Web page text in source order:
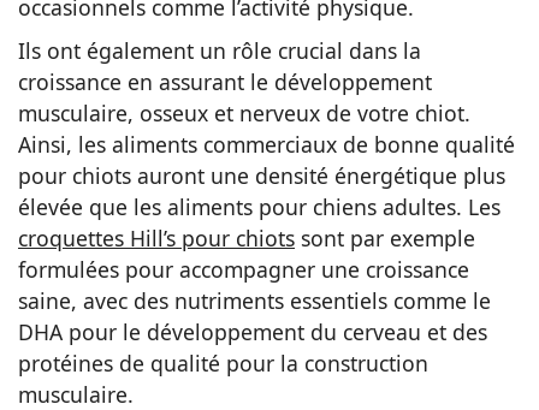
occasionnels comme l’activité physique.
Ils ont également un rôle crucial dans la
croissance en assurant le développement
musculaire, osseux et nerveux de votre chiot.
Ainsi, les aliments commerciaux de bonne qualité
pour chiots auront une densité énergétique plus
élevée que les aliments pour chiens adultes. Les
croquettes Hill’s pour chiots sont par exemple
formulées pour accompagner une croissance
saine, avec des nutriments essentiels comme le
DHA pour le développement du cerveau et des
protéines de qualité pour la construction
musculaire.